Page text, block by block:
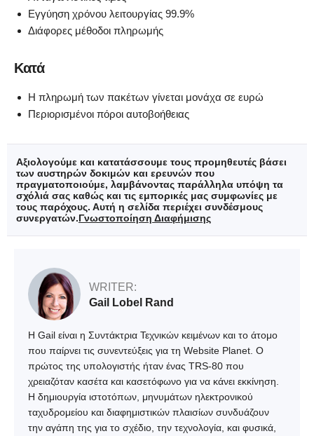
Εγγύηση χρόνου λειτουργίας 99.9%
Διάφορες μέθοδοι πληρωμής
Κατά
Η πληρωμή των πακέτων γίνεται μονάχα σε ευρώ
Περιορισμένοι πόροι αυτοβοήθειας
Αξιολογούμε και κατατάσσουμε τους προμηθευτές βάσει
των αυστηρών δοκιμών και ερευνών που
πραγματοποιούμε, λαμβάνοντας παράλληλα υπόψη τα
σχόλιά σας καθώς και τις εμπορικές μας συμφωνίες με
τους παρόχους. Αυτή η σελίδα περιέχει συνδέσμους
συνεργατών.Γνωστοποίηση Διαφήμισης
WRITER:
Gail Lobel Rand
H Gail είναι η Συντάκτρια Τεχνικών κειμένων και το άτομο
που παίρνει τις συνεντεύξεις για τη Website Planet. Ο
πρώτος της υπολογιστής ήταν ένας TRS-80 που
χρειαζόταν κασέτα και κασετόφωνο για να κάνει εκκίνηση.
Η δημιουργία ιστοτόπων, μηνυμάτων ηλεκτρονικού
ταχυδρομείου και διαφημιστικών πλαισίων συνδυάζουν
την αγάπη της για το σχέδιο, την τεχνολογία, και φυσικά,